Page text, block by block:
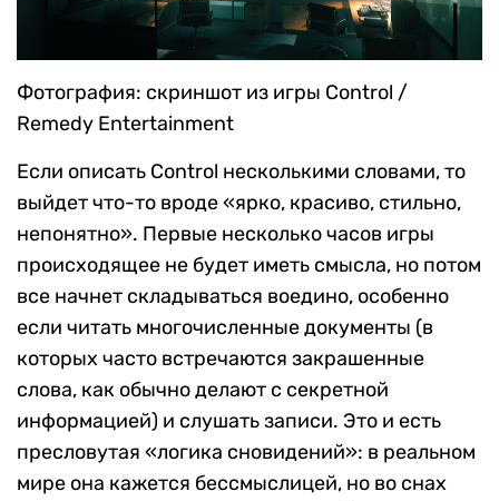
Фотография: скриншот из игры Control /
Remedy Entertainment
Если описать Control несколькими словами, то
выйдет что-то вроде «ярко, красиво, стильно,
непонятно». Первые несколько часов игры
происходящее не будет иметь смысла, но потом
все начнет складываться воедино, особенно
если читать многочисленные документы (в
которых часто встречаются закрашенные
слова, как обычно делают с секретной
информацией) и слушать записи. Это и есть
пресловутая «логика сновидений»: в реальном
мире она кажется бессмыслицей, но во снах